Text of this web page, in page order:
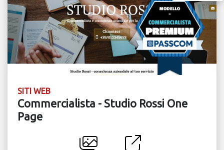
SITI WEB
Commercialista - Studio Rossi One
Page